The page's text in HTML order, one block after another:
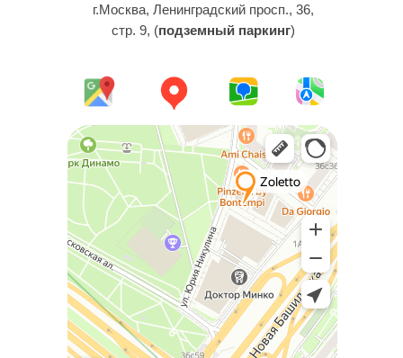
г.Москва, Ленинградский просп., 36,
стр. 9, (подземный паркинг)